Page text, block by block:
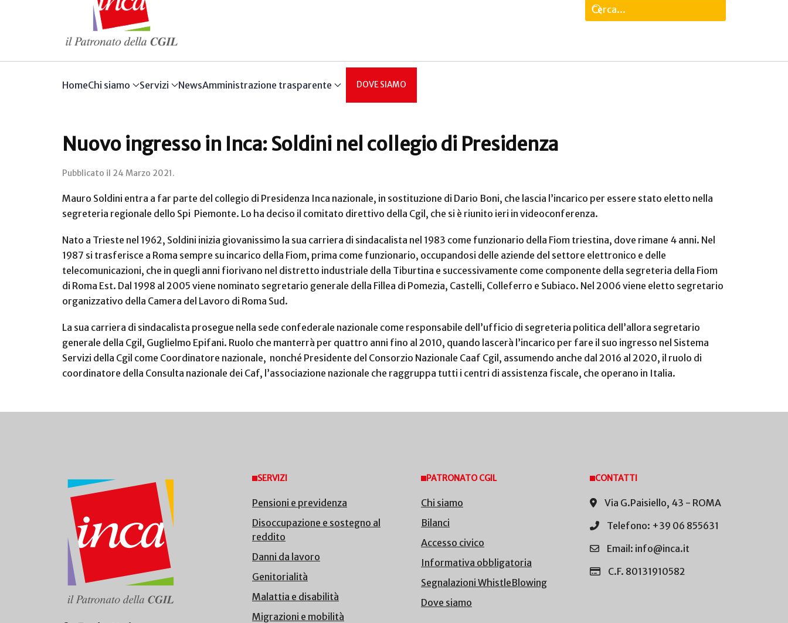
HomeChi siamo Servizi NewsAmministrazione trasparente DOVE SIAMO
Nuovo ingresso in Inca: Soldini nel collegio di Presidenza
Pubblicato il 24 Marzo 2021.
Mauro Soldini entra a far parte del collegio di Presidenza Inca nazionale, in sostituzione di Dario Boni, che lascia l’incarico per essere stato eletto nella
segreteria regionale dello Spi Piemonte. Lo ha deciso il comitato direttivo della Cgil, che si è riunito ieri in videoconferenza.
Nato a Trieste nel 1962, Soldini inizia giovanissimo la sua carriera di sindacalista nel 1983 come funzionario della Fiom triestina, dove rimane 4 anni. Nel
1987 si trasferisce a Roma sempre su incarico della Fiom, prima come funzionario, occupandosi delle aziende del settore elettronico e delle
telecomunicazioni, che in quegli anni fiorivano nel distretto industriale della Tiburtina e successivamente come componente della segreteria della Fiom
di Roma Est. Dal 1998 al 2005 viene nominato segretario generale della Fillea di Pomezia, Castelli, Colleferro e Subiaco. Nel 2006 viene eletto segretario
organizzativo della Camera del Lavoro di Roma Sud.
La sua carriera di sindacalista prosegue nella sede confederale nazionale come responsabile dell’ufficio di segreteria politica dell’allora segretario
generale della Cgil, Guglielmo Epifani. Ruolo che manterrà per quattro anni fino al 2010, quando lascerà l’incarico per fare il suo ingresso nel Sistema
Servizi della Cgil come Coordinatore nazionale, nonché Presidente del Consorzio Nazionale Caaf Cgil, assumendo anche dal 2016 al 2020, il ruolo di
coordinatore della Consulta nazionale dei Caf, l’associazione nazionale che raggruppa tutti i centri di assistenza fiscale, che operano in Italia.
SERVIZI
Pensioni e previdenza
Disoccupazione e sostegno al
reddito
Danni da lavoro
Genitorialità
Malattia e disabilità
Migrazioni e mobilità
PATRONATO CGIL
Chi siamo
Bilanci
Accesso civico
Informativa obbligatoria
Segnalazioni WhistleBlowing
Dove siamo
CONTATTI
Via G.Paisiello, 43 - ROMA
Telefono: +39 06 855631
Email: info@inca.it
C.F. 80131910582